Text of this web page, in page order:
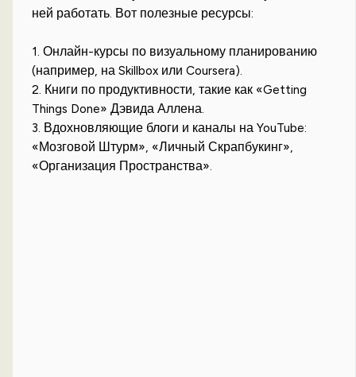
ней работать. Вот полезные ресурсы:
1. Онлайн-курсы по визуальному планированию
(например, на Skillbox или Coursera).
2. Книги по продуктивности, такие как «Getting
Things Done» Дэвида Аллена.
3. Вдохновляющие блоги и каналы на YouTube:
«Мозговой Штурм», «Личный Скрапбукинг»,
«Организация Пространства».